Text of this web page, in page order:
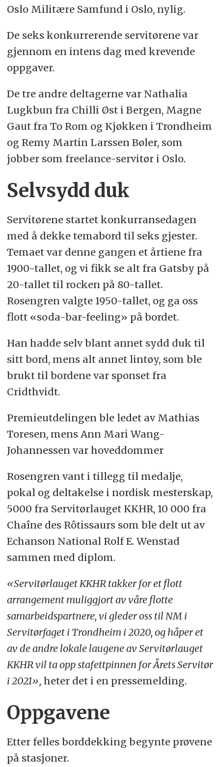
Oslo Militære Samfund i Oslo, nylig.
De seks konkurrerende servitørene var
gjennom en intens dag med krevende
oppgaver.
De tre andre deltagerne var Nathalia
Lugkbun fra Chilli Øst i Bergen, Magne
Gaut fra To Rom og Kjøkken i Trondheim
og Remy Martin Larssen Bøler, som
jobber som freelance-servitør i Oslo.
Selvsydd duk
Servitørene startet konkurransedagen
med å dekke temabord til seks gjester.
Temaet var denne gangen et årtiene fra
1900-tallet, og vi fikk se alt fra Gatsby på
20-tallet til rocken på 80-tallet.
Rosengren valgte 1950-tallet, og ga oss
flott «soda-bar-feeling» på bordet.
Han hadde selv blant annet sydd duk til
sitt bord, mens alt annet lintøy, som ble
brukt til bordene var sponset fra
Cridthvidt.
Premieutdelingen ble ledet av Mathias
Toresen, mens Ann Mari Wang-
Johannessen var hoveddommer
Rosengren vant i tillegg til medalje,
pokal og deltakelse i nordisk mesterskap,
5000 fra Servitørlauget KKHR, 10 000 fra
Chaîne des Rôtissaurs som ble delt ut av
Echanson National Rolf E. Wenstad
sammen med diplom.
«Servitørlauget KKHR takker for et flott
arrangement muliggjort av våre flotte
samarbeidspartnere, vi gleder oss til NM i
Servitørfaget i Trondheim i 2020, og håper et
av de andre lokale laugene av Servitørlauget
KKHR vil ta opp stafettpinnen for Årets Servitør
i 2021», heter det i en pressemelding.
Oppgavene
Etter felles borddekking begynte prøvene
på stasjoner.